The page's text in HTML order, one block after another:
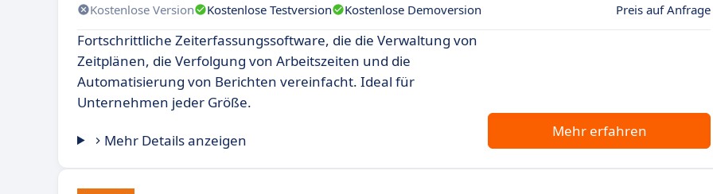
Kostenlose Version Kostenlose Testversion Kostenlose Demoversion Preis auf Anfrage
Fortschrittliche Zeiterfassungssoftware, die die Verwaltung von
Zeitplänen, die Verfolgung von Arbeitszeiten und die
Automatisierung von Berichten vereinfacht. Ideal für
Unternehmen jeder Größe.
Mehr Details anzeigen
Mehr erfahren